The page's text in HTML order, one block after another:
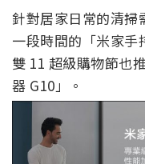
針對居家日常的清掃
一段時間的「米家
雙 11 超級購物節也
器 G10」。